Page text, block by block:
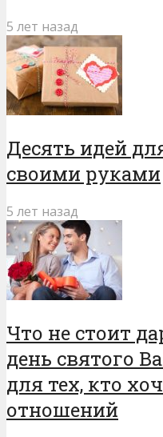
5 лет назад
Десять идей
своими руками
5 лет назад
Что не стоит
день святого
для тех, кто
отношений